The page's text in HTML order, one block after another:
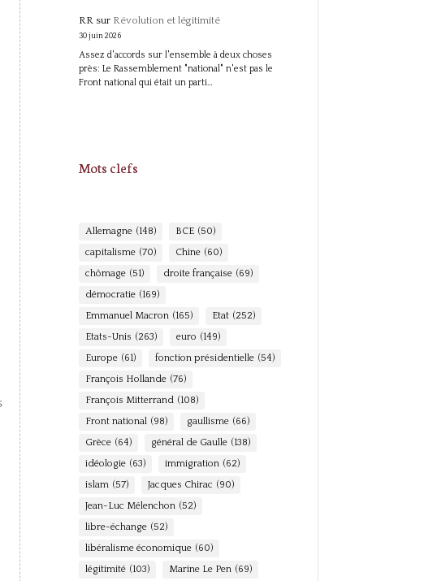
RRsur Révolution et légitimité
30 juin 2026
Assez d'accords sur l'ensemble à deux choses
près: Le Rassemblement "national" n'est pas le
Front national qui était un parti…
Mots clefs
Allemagne (148) BCE (50)
capitalisme (70) Chine (60)
chômage (51) droite française (69)
démocratie (169)
Emmanuel Macron (165) Etat (252)
Etats-Unis (263) euro (149)
Europe (61) fonction présidentielle (54)
François Hollande (76)
François Mitterrand (108)
Front national (98) gaullisme (66)
Grèce (64) général de Gaulle (138)
idéologie (63) immigration (62)
islam (57) Jacques Chirac (90)
Jean-Luc Mélenchon (52)
libre-échange (52)
libéralisme économique (60)
légitimité (103) Marine Le Pen (69)